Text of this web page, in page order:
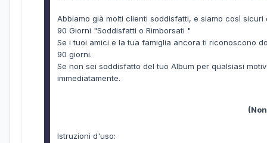
Abbiamo già molti clienti soddisfatti, e siamo così
90 Giorni "Soddisfatti o Rimborsati "
Se i tuoi amici e la tua famiglia ancora ti riconoscono
90 giorni.
Se non sei soddisfatto del tuo Album per qualsiasi
immediatamente.
Istruzioni d'uso: